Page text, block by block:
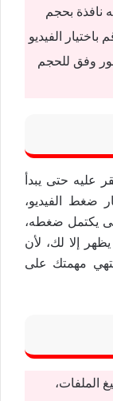
نافذة بحجم
الفيديو
وفق للحجم
عليه حتى يبدأ
ضغط الفيديو،
يكتمل ضغطه،
إلا لك، لأن
مهمتك على
الملفات،